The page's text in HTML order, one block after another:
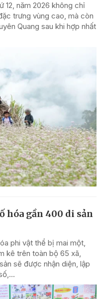
12, năm 2026 không chỉ
trưng vùng cao, mà còn
Quang sau khi hợp nhất
hóa gần 400 di sản
phi vật thể bị mai một,
kê trên toàn bộ 65 xã,
sẽ được nhận diện, lập